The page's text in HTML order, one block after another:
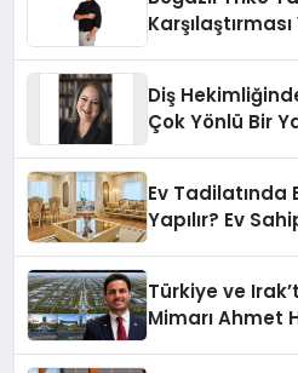
Diş
Çok Yönlü Bir
Ev Tadilatında
Yapılır? Ev
Türkiye ve
Mimarı Ahmet